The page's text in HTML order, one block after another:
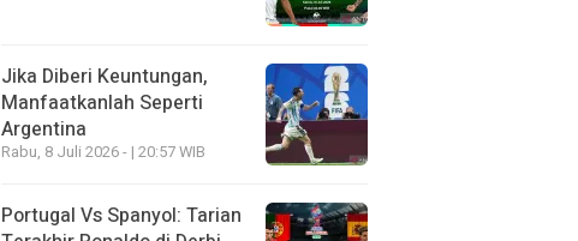
Jika Diberi Keuntungan,
Manfaatkanlah Seperti
Argentina
Rabu, 8 Juli 2026 - | 20:57 WIB
Portugal Vs Spanyol: Tarian